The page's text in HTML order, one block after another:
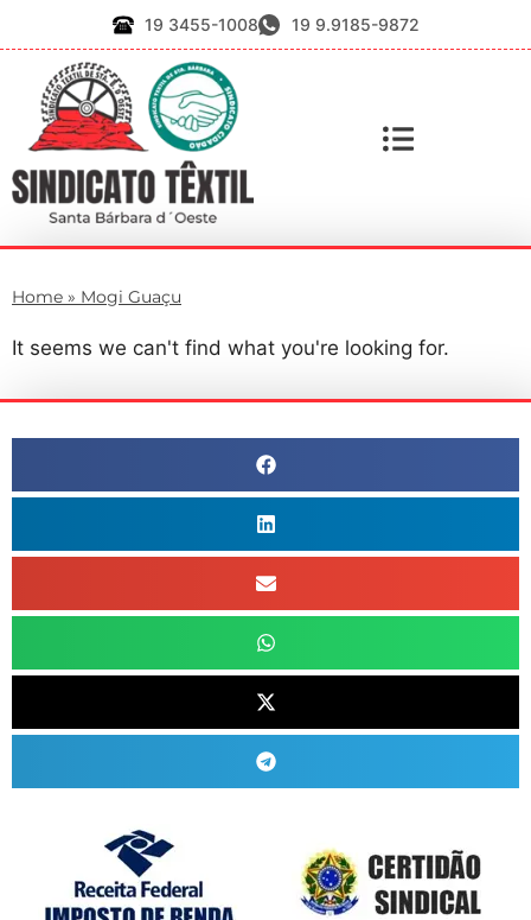
19 3455-1008 19 9.9185-9872
Home » Mogi Guaçu
It seems we can't find what you're looking for.